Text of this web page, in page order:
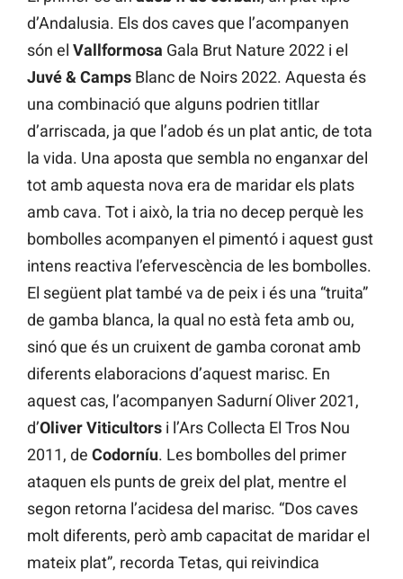
d’Andalusia. Els dos caves que l’acompanyen
són el Vallformosa Gala Brut Nature 2022 i el
Juvé & Camps Blanc de Noirs 2022. Aquesta és
una combinació que alguns podrien titllar
d’arriscada, ja que l’adob és un plat antic, de tota
la vida. Una aposta que sembla no enganxar del
tot amb aquesta nova era de maridar els plats
amb cava. Tot i això, la tria no decep perquè les
bombolles acompanyen el pimentó i aquest gust
intens reactiva l’efervescència de les bombolles.
El següent plat també va de peix i és una “truita”
de gamba blanca, la qual no està feta amb ou,
sinó que és un cruixent de gamba coronat amb
diferents elaboracions d’aquest marisc. En
aquest cas, l’acompanyen Sadurní Oliver 2021,
d’Oliver Viticultors i l’Ars Collecta El Tros Nou
2011, de Codorníu. Les bombolles del primer
ataquen els punts de greix del plat, mentre el
segon retorna l’acidesa del marisc. “Dos caves
molt diferents, però amb capacitat de maridar el
mateix plat”, recorda Tetas, qui reivindica